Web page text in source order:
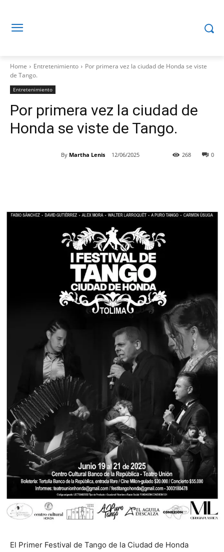
Home Entretenimiento
Por primera vez la ciudad de Honda se viste
de Tango.
Entretenimiento
Por primera vez la ciudad de
Honda se viste de Tango.
By Martha Lenis 12/06/2025 0
268
El Primer Festival de Tango de la Ciudad de Honda